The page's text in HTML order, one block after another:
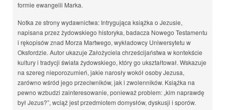
formie ewangelii Marka.
Notka ze strony wydawnictwa: Intrygująca książka o Jezusie,
napisana przez żydowskiego historyka, badacza Nowego Testamentu
i rękopisów znad Morza Martwego, wykładowcy Uniwersytetu w
Oksfordzie. Autor ukazuje Założyciela chrześcijaństwa w kontekście
kultury i tradycji świata żydowskiego, który go ukształtował. Wskazuje
na szereg nieporozumień, jakie narosły wokół osoby Jezusa,
zarówno wśród jego przeciwników, jak i zwolenników. Książka na
pewno wzbudzi zainteresowanie, ponieważ problem: „kim naprawdę
był Jezus?”, wciąż jest przedmiotem domysłów, dyskusji i sporów.